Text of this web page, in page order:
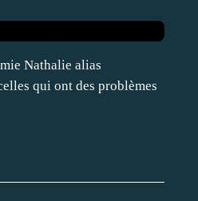
Nathalie alias
qui ont des problèmes